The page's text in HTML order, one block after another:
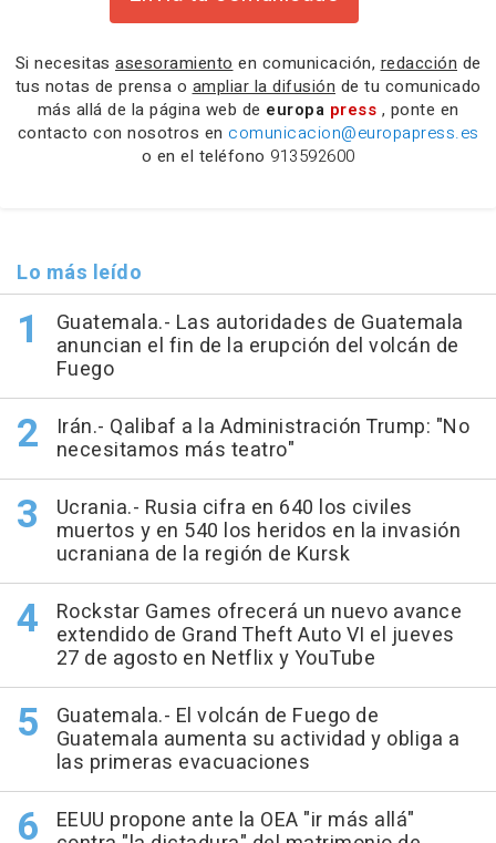
Si necesitas asesoramiento en comunicación, redacción de
tus notas de prensa o ampliar la difusión de tu comunicado
más allá de la página web de europa press , ponte en
contacto con nosotros en comunicacion@europapress.es
o en el teléfono 913592600
Lo más leído
Guatemala.- Las autoridades de Guatemala
anuncian el fin de la erupción del volcán de
Fuego
Irán.- Qalibaf a la Administración Trump: "No
necesitamos más teatro"
Ucrania.- Rusia cifra en 640 los civiles
muertos y en 540 los heridos en la invasión
ucraniana de la región de Kursk
Rockstar Games ofrecerá un nuevo avance
extendido de Grand Theft Auto VI el jueves
27 de agosto en Netflix y YouTube
Guatemala.- El volcán de Fuego de
Guatemala aumenta su actividad y obliga a
las primeras evacuaciones
EEUU propone ante la OEA "ir más allá"